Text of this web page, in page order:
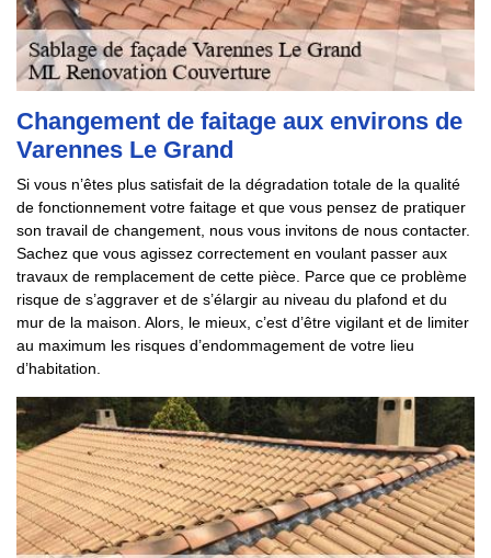
Changement de faitage aux environs de
Varennes Le Grand
Si vous n’êtes plus satisfait de la dégradation totale de la qualité
de fonctionnement votre faitage et que vous pensez de pratiquer
son travail de changement, nous vous invitons de nous contacter.
Sachez que vous agissez correctement en voulant passer aux
travaux de remplacement de cette pièce. Parce que ce problème
risque de s’aggraver et de s’élargir au niveau du plafond et du
mur de la maison. Alors, le mieux, c’est d’être vigilant et de limiter
au maximum les risques d’endommagement de votre lieu
d’habitation.